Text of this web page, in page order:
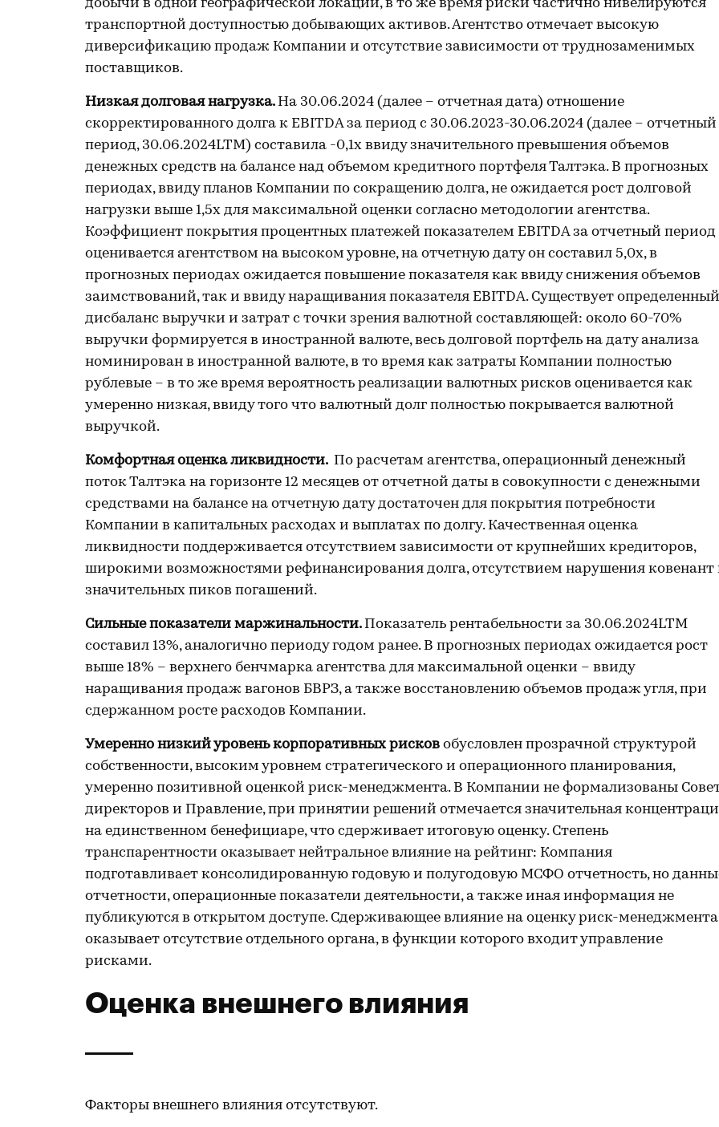
добычи в одной географической локации, в то же время риски частично нивелируются
транспортной доступностью добывающих активов. Агентство отмечает высокую
диверсификацию продаж Компании и отсутствие зависимости от труднозаменимых
поставщиков.
Низкая долговая нагрузка. На 30.06.2024 (далее – отчетная дата) отношение
скорректированного долга к EBITDA за период с 30.06.2023-30.06.2024 (далее – отчетный
период, 30.06.2024LTM) составила -0,1х ввиду значительного превышения объемов
денежных средств на балансе над объемом кредитного портфеля Талтэка. В прогнозных
периодах, ввиду планов Компании по сокращению долга, не ожидается рост долговой
нагрузки выше 1,5х для максимальной оценки согласно методологии агентства.
Коэффициент покрытия процентных платежей показателем EBITDA за отчетный период
оценивается агентством на высоком уровне, на отчетную дату он составил 5,0х, в
прогнозных периодах ожидается повышение показателя как ввиду снижения объемов
заимствований, так и ввиду наращивания показателя EBITDA. Существует определенный
дисбаланс выручки и затрат с точки зрения валютной составляющей: около 60-70%
выручки формируется в иностранной валюте, весь долговой портфель на дату анализа
номинирован в иностранной валюте, в то время как затраты Компании полностью
рублевые – в то же время вероятность реализации валютных рисков оценивается как
умеренно низкая, ввиду того что валютный долг полностью покрывается валютной
выручкой.
Комфортная оценка ликвидности. По расчетам агентства, операционный денежный
поток Талтэка на горизонте 12 месяцев от отчетной даты в совокупности с денежными
средствами на балансе на отчетную дату достаточен для покрытия потребности
Компании в капитальных расходах и выплатах по долгу. Качественная оценка
ликвидности поддерживается отсутствием зависимости от крупнейших кредиторов,
широкими возможностями рефинансирования долга, отсутствием нарушения ковенант
значительных пиков погашений.
Сильные показатели маржинальности. Показатель рентабельности за 30.06.2024LTM
составил 13%, аналогично периоду годом ранее. В прогнозных периодах ожидается рост
выше 18% – верхнего бенчмарка агентства для максимальной оценки – ввиду
наращивания продаж вагонов БВРЗ, а также восстановлению объемов продаж угля, при
сдержанном росте расходов Компании.
Умеренно низкий уровень корпоративных рисков обусловлен прозрачной структурой
собственности, высоким уровнем стратегического и операционного планирования,
умеренно позитивной оценкой риск-менеджмента. В Компании не формализованы
директоров и Правление, при принятии решений отмечается значительная
на единственном бенефициаре, что сдерживает итоговую оценку. Степень
транспарентности оказывает нейтральное влияние на рейтинг: Компания
подготавливает консолидированную годовую и полугодовую МСФО отчетность, но
отчетности, операционные показатели деятельности, а также иная информация не
публикуются в открытом доступе. Сдерживающее влияние на оценку риск-менеджмента
оказывает отсутствие отдельного органа, в функции которого входит управление
рисками.
Оценка внешнего влияния
Факторы внешнего влияния отсутствуют.